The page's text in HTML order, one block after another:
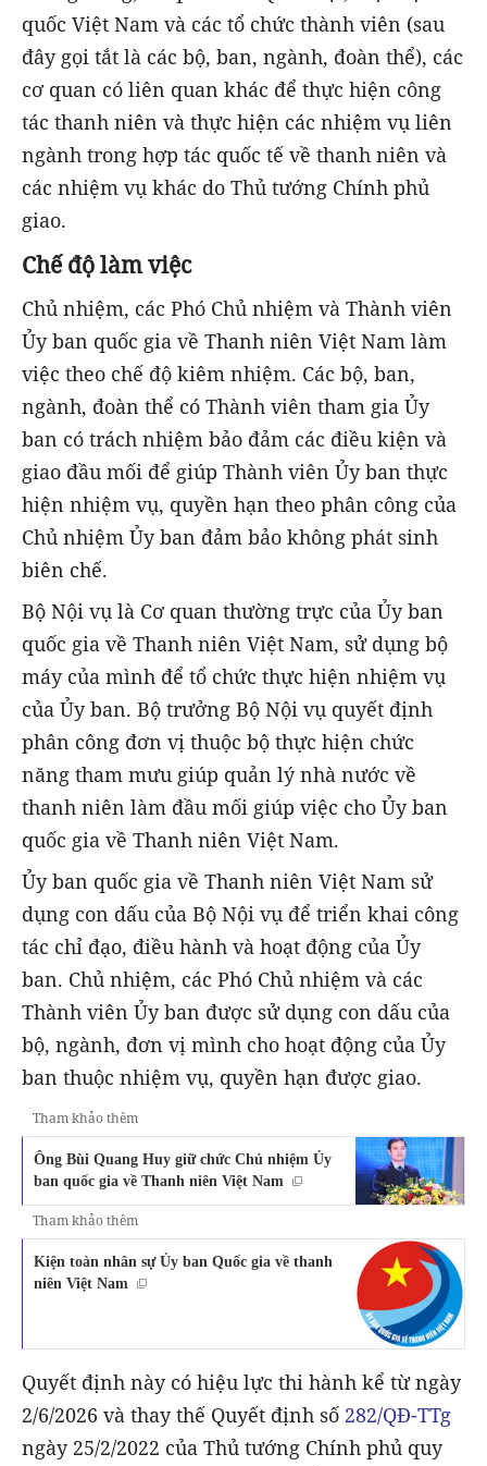
quốc Việt Nam và các tổ chức thành viên (sau
đây gọi tắt là các bộ, ban, ngành, đoàn thể), các
cơ quan có liên quan khác để thực hiện công
tác thanh niên và thực hiện các nhiệm vụ liên
ngành trong hợp tác quốc tế về thanh niên và
các nhiệm vụ khác do Thủ tướng Chính phủ
giao.
Chế độ làm việc
Chủ nhiệm, các Phó Chủ nhiệm và Thành viên
Ủy ban quốc gia về Thanh niên Việt Nam làm
việc theo chế độ kiêm nhiệm. Các bộ, ban,
ngành, đoàn thể có Thành viên tham gia Ủy
ban có trách nhiệm bảo đảm các điều kiện và
giao đầu mối để giúp Thành viên Ủy ban thực
hiện nhiệm vụ, quyền hạn theo phân công của
Chủ nhiệm Ủy ban đảm bảo không phát sinh
biên chế.
Bộ Nội vụ là Cơ quan thường trực của Ủy ban
quốc gia về Thanh niên Việt Nam, sử dụng bộ
máy của mình để tổ chức thực hiện nhiệm vụ
của Ủy ban. Bộ trưởng Bộ Nội vụ quyết định
phân công đơn vị thuộc bộ thực hiện chức
năng tham mưu giúp quản lý nhà nước về
thanh niên làm đầu mối giúp việc cho Ủy ban
quốc gia về Thanh niên Việt Nam.
Ủy ban quốc gia về Thanh niên Việt Nam sử
dụng con dấu của Bộ Nội vụ để triển khai công
tác chỉ đạo, điều hành và hoạt động của Ủy
ban. Chủ nhiệm, các Phó Chủ nhiệm và các
Thành viên Ủy ban được sử dụng con dấu của
bộ, ngành, đơn vị mình cho hoạt động của Ủy
ban thuộc nhiệm vụ, quyền hạn được giao.
Tham khảo thêm
Ông Bùi Quang Huy giữ chức Chủ nhiệm Ủy
ban quốc gia về Thanh niên Việt Nam
Tham khảo thêm
Kiện toàn nhân sự Ủy ban Quốc gia về thanh
niên Việt Nam
Quyết định này có hiệu lực thi hành kể từ ngày
2/6/2026 và thay thế Quyết định số 282/QĐ-TTg
ngày 25/2/2022 của Thủ tướng Chính phủ quy